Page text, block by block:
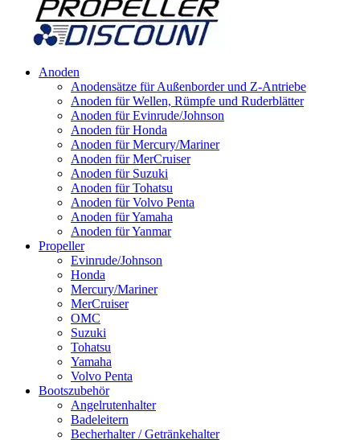
Anoden
Anodensätze für Außenborder und Z-Antriebe
Anoden für Wellen, Rümpfe und Ruderblätter
Anoden für Evinrude/Johnson
Anoden für Honda
Anoden für Mercury/Mariner
Anoden für MerCruiser
Anoden für Suzuki
Anoden für Tohatsu
Anoden für Volvo Penta
Anoden für Yamaha
Anoden für Yanmar
Propeller
Evinrude/Johnson
Honda
Mercury/Mariner
MerCruiser
OMC
Suzuki
Tohatsu
Yamaha
Volvo Penta
Bootszubehör
Angelrutenhalter
Badeleitern
Becherhalter / Getränkehalter